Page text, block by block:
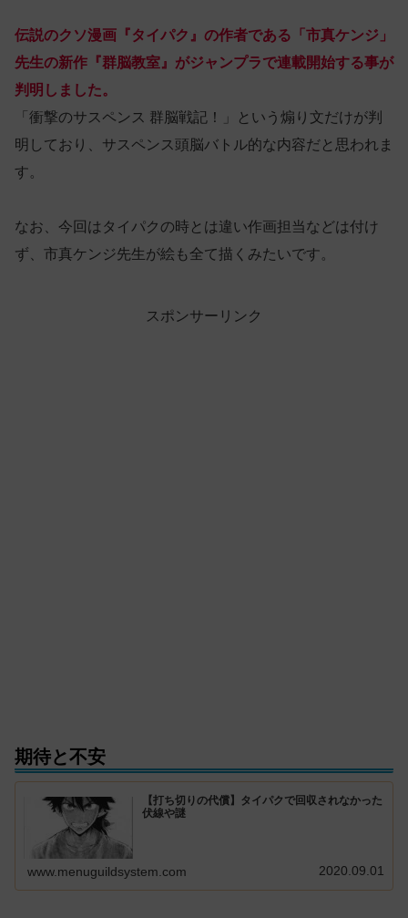
伝説のクソ漫画『タイパク』の作者である「市真ケンジ」
先生の新作『群脳教室』がジャンプラで連載開始する事が
判明しました。
「衝撃のサスペンス 群脳戦記！」という煽り文だけが判
明しており、サスペンス頭脳バトル的な内容だと思われま
す。
なお、今回はタイパクの時とは違い作画担当などは付け
ず、市真ケンジ先生が絵も全て描くみたいです。
スポンサーリンク
期待と不安
【打ち切りの代償】タイパクで回収されなかった
伏線や謎
www.menuguildsystem.com 2020.09.01